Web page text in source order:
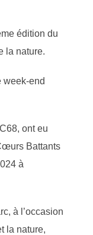
édition du
la nature.
week-end
ont eu
Battants
à
à l’occasion
la nature,